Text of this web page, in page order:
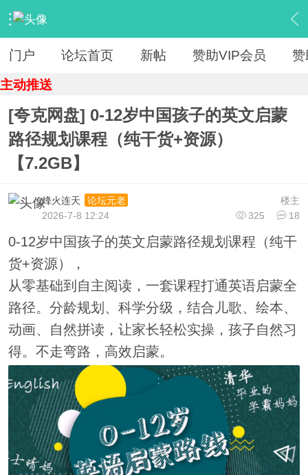
› 【 资源区 】 › 『教育学习』 › 内容
门户 论坛首页 新帖 赞助VIP会员 赞
主动推送
[夸克网盘] 0-12岁中国孩子的英文启蒙
路径规划课程（纯干货+资源）
【7.2GB】
楼主
烽火连天
论坛元老
325
18
2026-7-8 12:24
0-12岁中国孩子的英文启蒙路径规划课程（纯干
货+资源），
从零基础到自主阅读，一套课程打通英语启蒙全
路径。分龄规划、科学分级，结合儿歌、绘本、
动画、自然拼读，让家长轻松实操，孩子自然习
得。不走弯路，高效启蒙。